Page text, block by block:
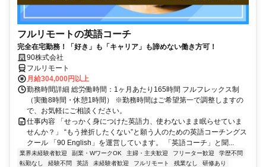
フルリモートの英語コーチ
完全在宅勤務！「好き」も「キャリア」も諦めない働き方可！
90株式会社
フルリモート
月給304,000円以上
勤務時間詳細 総労働時間：1ヶ月あたり165時間 フルフレックス制
（実働8時間・休憩1時間） ※勤務時間はご希望第一で調整しますの
で、お気軽にご相談ください。
仕事内容 「せっかく身につけた英語力、使わないまま眠らせていま
せんか？」 “もう挫折したくない”と願う人のための英語コーチングス
クール 「90 English」を運営しています。 「英語コーチ」と聞...
業界未経験者歓迎 副業・WワークOK 主婦・主夫歓迎 フリーター歓迎
学歴不問
転勤なし
経験不問 英語 未経験者歓迎 フルリモート 残業なし
研修あり